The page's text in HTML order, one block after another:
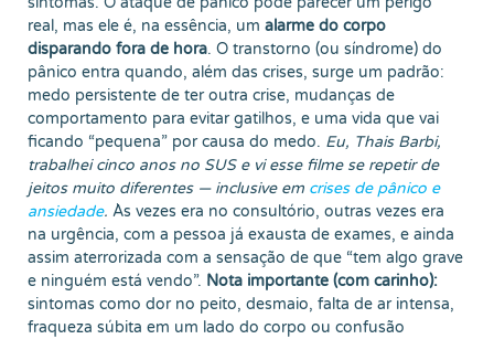
real, mas ele é, na essência, um alarme do corpo
disparando fora de hora. O transtorno (ou síndrome) do
pânico entra quando, além das crises, surge um padrão:
medo persistente de ter outra crise, mudanças de
comportamento para evitar gatilhos, e uma vida que vai
ficando “pequena” por causa do medo. Eu, Thais Barbi,
trabalhei cinco anos no SUS e vi esse filme se repetir de
jeitos muito diferentes — inclusive em crises de pânico e
ansiedade. Às vezes era no consultório, outras vezes era
na urgência, com a pessoa já exausta de exames, e ainda
assim aterrorizada com a sensação de que “tem algo grave
e ninguém está vendo”. Nota importante (com carinho):
sintomas como dor no peito, desmaio, falta de ar intensa,
fraqueza súbita em um lado do corpo ou confusão